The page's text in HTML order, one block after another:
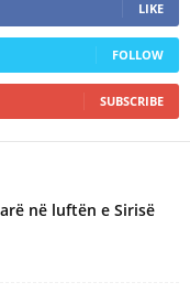
LIKE
FOLLOW
SUBSCRIBE
në luftën e Sirisë